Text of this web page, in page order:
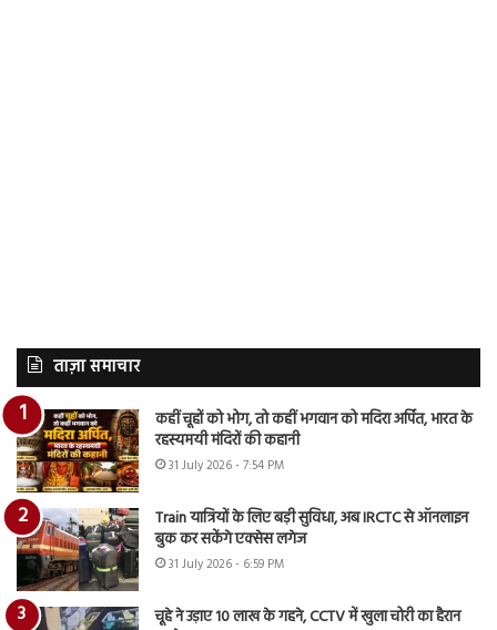
ताज़ा समाचार
कहीं चूहों को भोग, तो कहीं भगवान को मदिरा अर्पित, भारत के
रहस्यमयी मंदिरों की कहानी
31 July 2026 - 7:54 PM
Train यात्रियों के लिए बड़ी सुविधा, अब IRCTC से ऑनलाइन
बुक कर सकेंगे एक्सेस लगेज
31 July 2026 - 6:59 PM
चूहे ने उड़ाए 10 लाख के गहने, CCTV में खुला चोरी का हैरान